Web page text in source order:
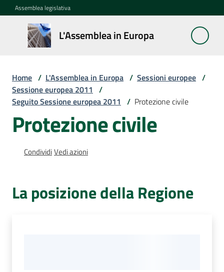
Vai al contenuto
Vai alla navigazione
Vai al footer
Assemblea legislativa
L'Assemblea in Europa
L'Assemblea
in Europa
Cos'è
la
europea
regionale
Home / L'Assemblea in Europa / Sessioni europee /
Sessione europea 2011 /
Seguito Sessione europea 2011 / Protezione civile
Protezione civile
CondividiVedi azioni
La posizione della Regione